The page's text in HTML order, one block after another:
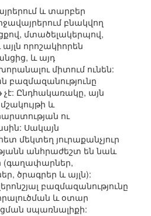
և տարբեր
բնակվող
մտածելակերպով,
որոշակիորեն
և այդ
միտում ունեն:
բազմազանությունը
Ընդհակառակը, այն
և
ու
Սակայն
մեկտեղ յուրաքանչյուր
անհրաժեշտ են նաև
(գաղափարներ,
ծրագրեր և այլն):
բազմազանությունը
և օտար
սպառնալիքի: